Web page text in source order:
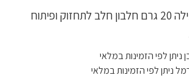
כל מנת הגשה מכילה 20 גרם חלבון חלב לתחזוק ופיתוח
ניתן לפי הזמינות במלאי
ניתן לפי הזמינות במלאי